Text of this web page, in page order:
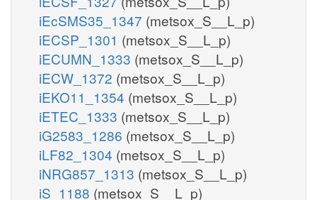
iEcSMS35_1347 (metsox_S__L_p)
iECSP_1301 (metsox_S__L_p)
iECUMN_1333 (metsox_S__L_p)
iECW_1372 (metsox_S__L_p)
iEKO11_1354 (metsox_S__L_p)
iETEC_1333 (metsox_S__L_p)
iG2583_1286 (metsox_S__L_p)
iLF82_1304 (metsox_S__L_p)
iNRG857_1313 (metsox_S__L_p)
iS_1188 (metsox_S__L_p)